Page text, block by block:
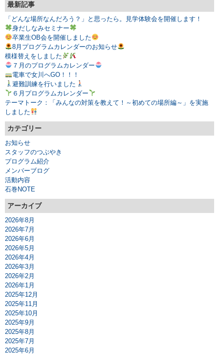
最新記事
「どんな場所なんだろう？」と思ったら。見学体験会を開催します！
身だしなみセミナー
卒業生OB会を開催しました
8月プログラムカレンダーのお知らせ
模様替えをしました
７月のプログラムカレンダー
電車で女川へGO！！！
避難訓練を行いました
６月プログラムカレンダー
テーマトーク：「みんなの対策を教えて！～初めての場所編～」を実施
しました
カテゴリー
お知らせ
スタッフのつぶやき
プログラム紹介
メンバーブログ
活動内容
石巻NOTE
アーカイブ
2026年8月
2026年7月
2026年6月
2026年5月
2026年4月
2026年3月
2026年2月
2026年1月
2025年12月
2025年11月
2025年10月
2025年9月
2025年8月
2025年7月
2025年6月